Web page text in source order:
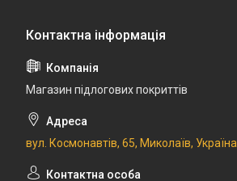
Магазин підлогових покриттів
вул. Космонавтів, 65, Миколаїв, Україна